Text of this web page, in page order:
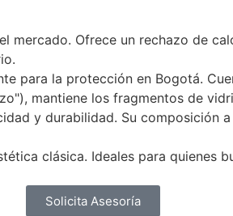
mercado. Ofrece un rechazo de
para la protección en Bogotá.
mantiene los fragmentos de
y durabilidad. Su composición
clásica. Ideales para quienes
Solicita Asesoría